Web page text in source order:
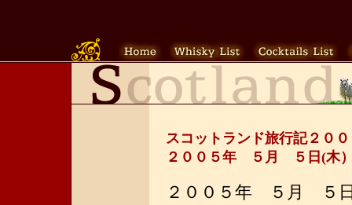
スコットランド旅行記２０
２００５年 ５月 ５日(木
２００５年 ５月 ５